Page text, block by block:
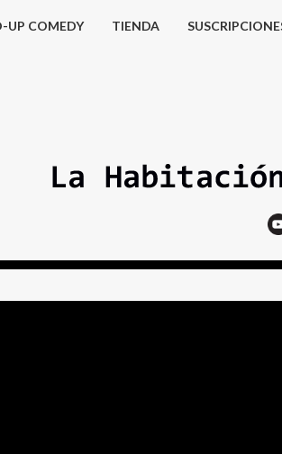
UP COMEDY TIENDA